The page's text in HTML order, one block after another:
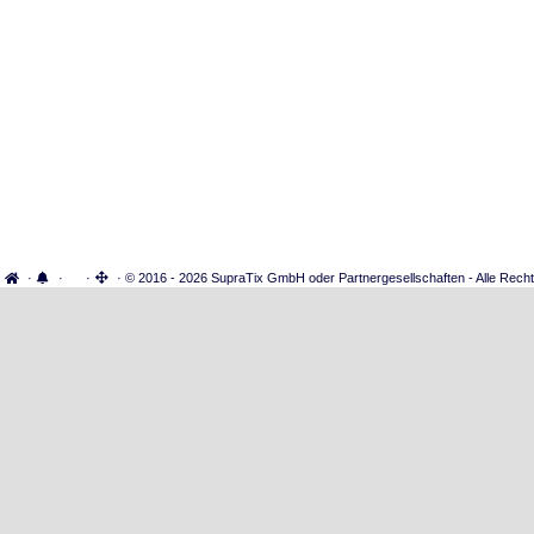
· · · · © 2016 - 2026 SupraTix GmbH oder Partnergesellschaften - Alle